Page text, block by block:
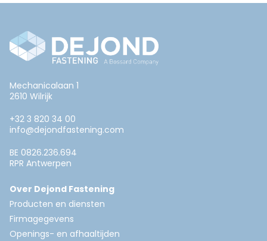
Mechanicalaan 1
2610 Wilrijk
+32 3 820 34 00
info@dejondfastening.com
BE 0826.236.694
RPR Antwerpen
Over Dejond Fastening
Producten en diensten
Firmagegevens
Openings- en afhaaltijden